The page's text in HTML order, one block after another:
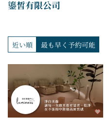
鎏皙有限公司
近い順 最も早く予約可能